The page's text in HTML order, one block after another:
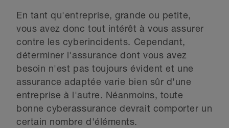
En tant qu'entreprise, grande ou petite,
vous avez donc tout intérêt à vous assurer
contre les cyberincidents. Cependant,
déterminer l'assurance dont vous avez
besoin n'est pas toujours évident et une
assurance adaptée varie bien sûr d'une
entreprise à l'autre. Néanmoins, toute
bonne cyberassurance devrait comporter un
certain nombre d'éléments.